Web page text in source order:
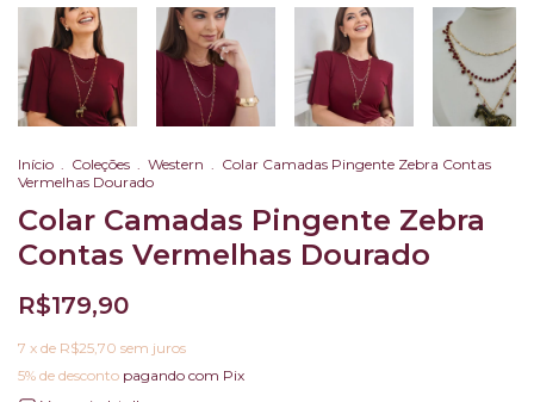
Início Coleções Western
Colar Camadas Pingente Zebra Contas
Vermelhas Dourado
Colar Camadas Pingente Zebra
Contas Vermelhas Dourado
R$179,90
7 x de R$25,70 sem juros
5% de desconto pagando com Pix